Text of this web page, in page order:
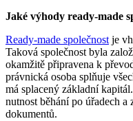
Jaké výhody ready-made
Ready-made společnostje
Taková společnost byla
okamžitě připravena k
právnická osoba splňuje
má splacený základní
nutnost běhání po úřadech a
dokumentů.